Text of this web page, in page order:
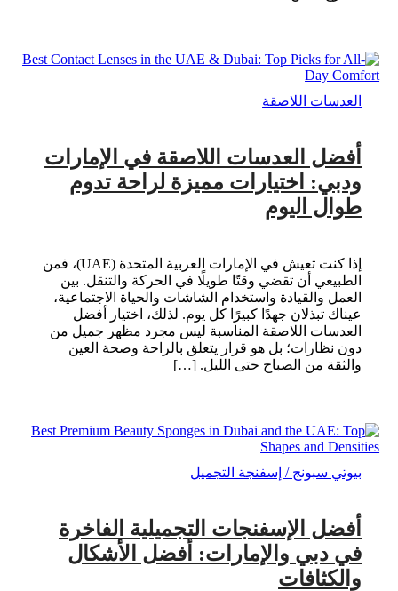
العدسات اللاصقة
أفضل العدسات اللاصقة في الإمارات
ودبي: اختيارات مميزة لراحة تدوم
طوال اليوم
إذا كنت تعيش في الإمارات العربية المتحدة (UAE)، فمن
الطبيعي أن تقضي وقتًا طويلًا في الحركة والتنقل. بين
العمل والقيادة واستخدام الشاشات والحياة الاجتماعية،
عيناك تبذلان جهدًا كبيرًا كل يوم. لذلك، اختيار أفضل
العدسات اللاصقة المناسبة ليس مجرد مظهر جميل من
دون نظارات؛ بل هو قرار يتعلق بالراحة وصحة العين
والثقة من الصباح حتى الليل. […]
بيوتي سبونج / إسفنجة التجميل
أفضل الإسفنجات التجميلية الفاخرة
في دبي والإمارات: أفضل الأشكال
والكثافات